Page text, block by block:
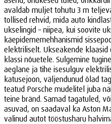
avaldab muljet tohutu 3 m
tollised rehvid, mida auto
ukselingid – niipea, kui soovite
käepidememehhanismid
elektriliselt. Ukseakende
klassi nõuetele. Sulgemine
aeglane ja tihe isesulguv
katusejoon, väljendunud õlad
teatud Porsche mudelitel juba
teine bränd. Samad tagatuled,
asuvad, on saadaval ka Aston
valinud autot tööstusharu